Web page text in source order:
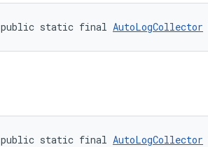
public static final AutoLogCollector
public static final AutoLogCollector